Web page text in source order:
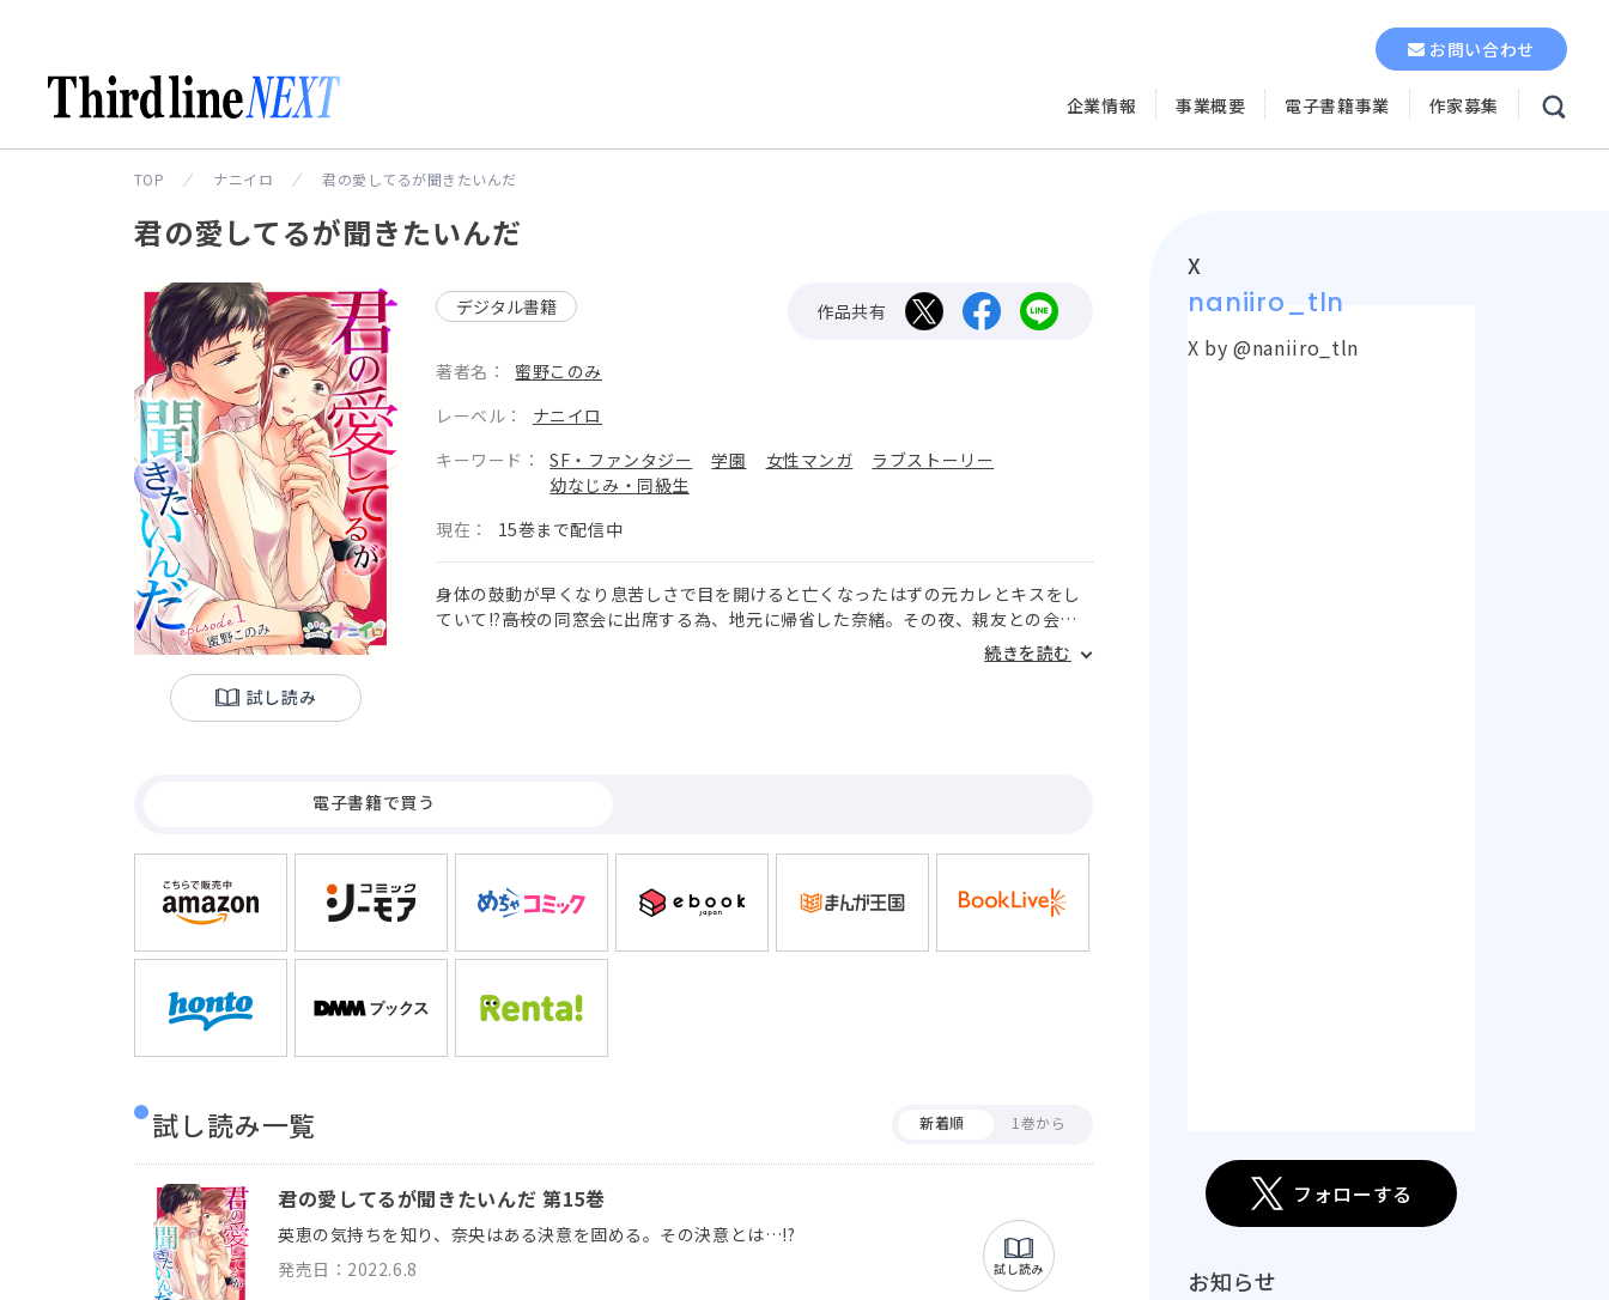
お問い合わせ
企業情報 事業概要 電子書籍事業 作家募集
TOP ナニイロ 君の愛してるが聞きたいんだ
X
naniiro_tln
X by @naniiro_tln
フォローする
お知らせ
君の愛してるが聞きたいんだ
試し読み
デジタル書籍 作品共有
著者名：
蜜野このみ
レーベル：
ナニイロ
キーワード：
SF・ファンタジー 学園 女性マンガ
ラブストーリー
幼なじみ・同級生
現在：
15巻まで配信中
身体の鼓動が早くなり息苦しさで目を開けると亡くなったはずの元カレとキスをし
ていて!?――高校の同窓会に出席する為、地元に帰省した奈緒。その夜、親友との会話
がキッカケでケータイの画面に映る元カレの名前を見つめてしまう。元カレ「相川
信也」とは喧嘩が原因で別れたきりで、次に彼を知ったのは交通事故で亡くなった
続きを読む
電子書籍で買う
試し読み一覧 新着順 1巻から
君の愛してるが聞きたいんだ 第15巻
英恵の気持ちを知り、奈央はある決意を固める。その決意とは…!?
発売日：2022.6.8
試し読み